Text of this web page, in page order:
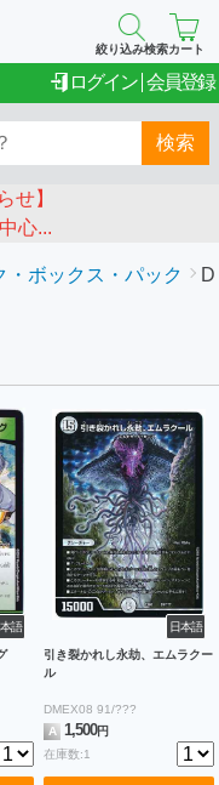
絞り込み検索カート
ログイン 会員登録
検索
せ】
心...
・ボックス・パック
語 日本語
引き裂かれし永劫、エムラクー
ル
DMEX08 91/???
A 1,500円
在庫数:1